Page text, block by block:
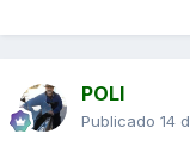
POLI
Publicado 14